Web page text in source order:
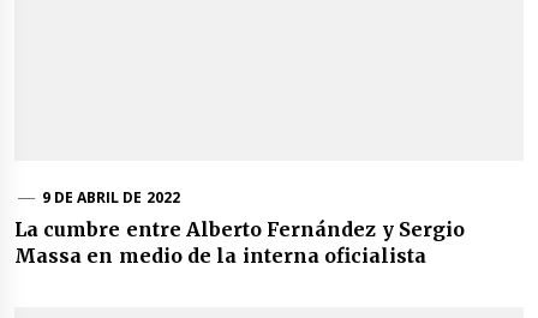
9 DE ABRIL DE 2022
La cumbre entre Alberto Fernández y Sergio
Massa en medio de la interna oficialista